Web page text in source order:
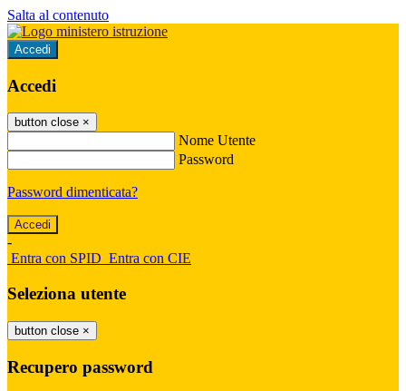
Salta al contenuto
Accedi
Accedi
button close ×
Nome Utente
Password
Password dimenticata?
-
Entra con SPID Entra con CIE
Seleziona utente
button close ×
Recupero password